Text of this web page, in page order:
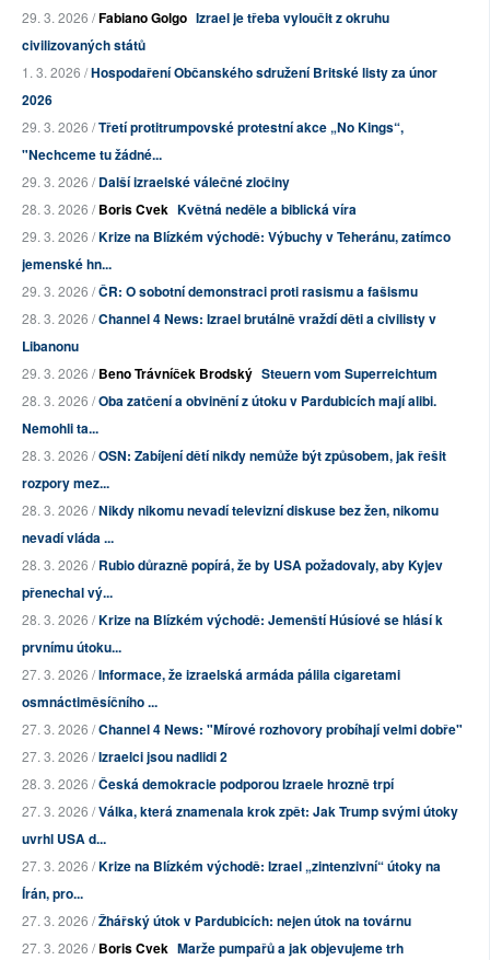
29. 3. 2026 /Fabiano Golgo Izrael je třeba vyloučit z okruhu
civilizovaných států
1. 3. 2026 /Hospodaření Občanského sdružení Britské listy za únor
2026
29. 3. 2026 /Třetí protitrumpovské protestní akce „No Kings“,
"Nechceme tu žádné...
29. 3. 2026 /Další izraelské válečné zločiny
28. 3. 2026 /Boris Cvek Květná neděle a biblická víra
29. 3. 2026 /Krize na Blízkém východě: Výbuchy v Teheránu, zatímco
jemenské hn...
29. 3. 2026 /ČR: O sobotní demonstraci proti rasismu a fašismu
28. 3. 2026 /Channel 4 News: Izrael brutálně vraždí děti a civilisty v
Libanonu
29. 3. 2026 /Beno Trávníček Brodský Steuern vom Superreichtum
28. 3. 2026 /Oba zatčení a obvinění z útoku v Pardubicích mají alibi.
Nemohli ta...
28. 3. 2026 /OSN: Zabíjení dětí nikdy nemůže být způsobem, jak řešit
rozpory mez...
28. 3. 2026 /Nikdy nikomu nevadí televizní diskuse bez žen, nikomu
nevadí vláda ...
28. 3. 2026 /Rubio důrazně popírá, že by USA požadovaly, aby Kyjev
přenechal vý...
28. 3. 2026 /Krize na Blízkém východě: Jemenští Húsíové se hlásí k
prvnímu útoku...
27. 3. 2026 /Informace, že izraelská armáda pálila cigaretami
osmnáctiměsíčního ...
27. 3. 2026 /Channel 4 News: "Mírové rozhovory probíhají velmi dobře"
27. 3. 2026 /Izraelci jsou nadlidi 2
28. 3. 2026 /Česká demokracie podporou Izraele hrozně trpí
27. 3. 2026 /Válka, která znamenala krok zpět: Jak Trump svými útoky
uvrhl USA d...
27. 3. 2026 /Krize na Blízkém východě: Izrael „zintenzivní“ útoky na
Írán, pro...
27. 3. 2026 /Žhářský útok v Pardubicích: nejen útok na továrnu
27. 3. 2026 /Boris Cvek Marže pumpařů a jak objevujeme trh